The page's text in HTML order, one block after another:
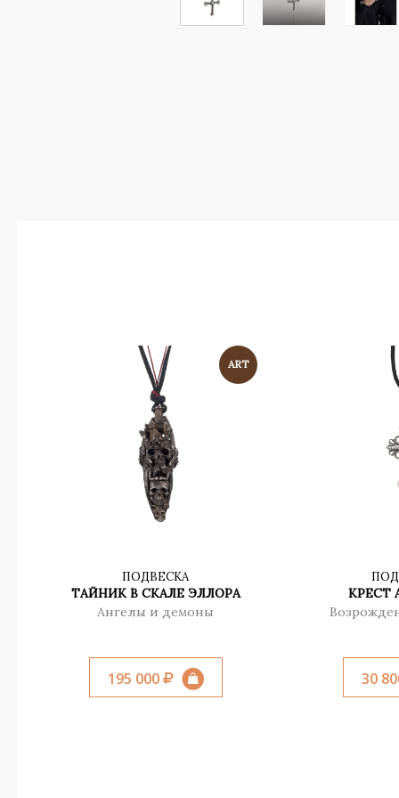
ПОДВЕСКА
ТАЙНИК В СКАЛЕ ЭЛЛОРА
Ангелы и демоны
195 000
КРЕСТ
30